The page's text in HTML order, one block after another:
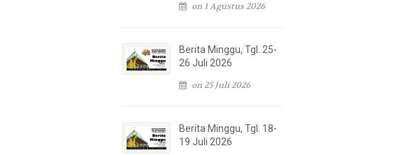
on 1 Agustus 2026
Berita Minggu, Tgl. 25-
26 Juli 2026
on 25 Juli 2026
Berita Minggu, Tgl. 18-
19 Juli 2026